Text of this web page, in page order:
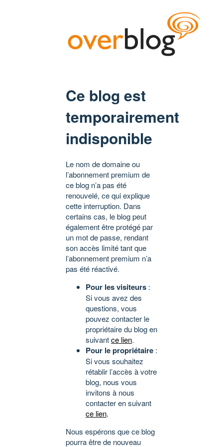
Ce blog est
temporairement
indisponible
Le nom de domaine ou
l’abonnement premium de
ce blog n’a pas été
renouvelé, ce qui explique
cette interruption. Dans
certains cas, le blog peut
également être protégé par
un mot de passe, rendant
son accès limité tant que
l’abonnement premium n’a
pas été réactivé.
Pour les visiteurs :
Si vous avez des
questions, vous
pouvez contacter le
propriétaire du blog en
suivantce lien.
Pour le propriétaire :
Si vous souhaitez
rétablir l’accès à votre
blog, nous vous
invitons à nous
contacter en suivant
ce lien.
Nous espérons que ce blog
pourra être de nouveau